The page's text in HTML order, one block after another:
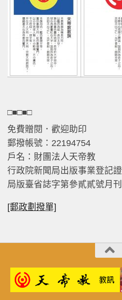
□■□■□
免費贈閱．歡迎助印
郵撥帳號：22194754
戶名：財團法人天帝教
行政院新聞局出版事業登記證
局版臺省誌字第參貳貳號月刊
[郵政劃撥單]